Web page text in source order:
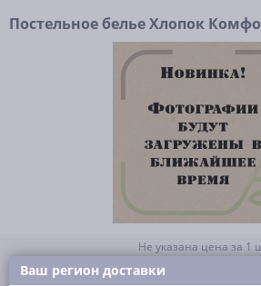
Постельное белье Хлопок
Не указана цена за 1
Ваш регион доставки